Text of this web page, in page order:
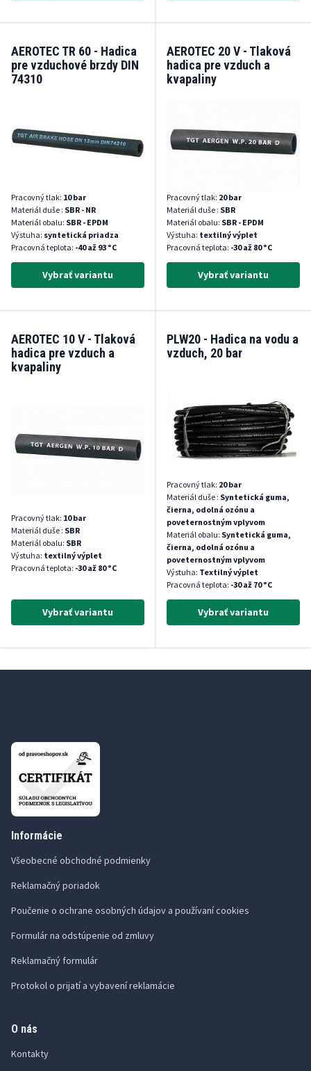
AEROTEC TR 60 - Hadica
pre vzduchové brzdy DIN
74310
Pracovný tlak: 10 bar
Materiál duše : SBR - NR
Materiál obalu: SBR - EPDM
Výstuha: syntetická priadza
Pracovná teplota: -40 až 93 °C
Vybrať variantu
AEROTEC 20 V - Tlaková
hadica pre vzduch a
kvapaliny
Pracovný tlak: 20 bar
Materiál duše : SBR
Materiál obalu: SBR - EPDM
Výstuha: textilný výplet
Pracovná teplota: -30 až 80 °C
Vybrať variantu
AEROTEC 10 V - Tlaková
hadica pre vzduch a
kvapaliny
Pracovný tlak: 10 bar
Materiál duše : SBR
Materiál obalu: SBR
Výstuha: textilný výplet
Pracovná teplota: -30 až 80 °C
Vybrať variantu
PLW20 - Hadica na vodu a
vzduch, 20 bar
Pracovný tlak: 20 bar
Materiál duše : Syntetická guma,
čierna, odolná ozónu a
poveternostným vplyvom
Materiál obalu: Syntetická guma,
čierna, odolná ozónu a
poveternostným vplyvom
Výstuha: Textilný výplet
Pracovná teplota: -30 až 70 °C
Vybrať variantu
Informácie
Všeobecné obchodné podmienky
Reklamačný poriadok
Poučenie o ochrane osobných údajov a používaní cookies
Formulár na odstúpenie od zmluvy
Reklamačný formulár
Protokol o prijatí a vybavení reklamácie
O nás
Kontakty